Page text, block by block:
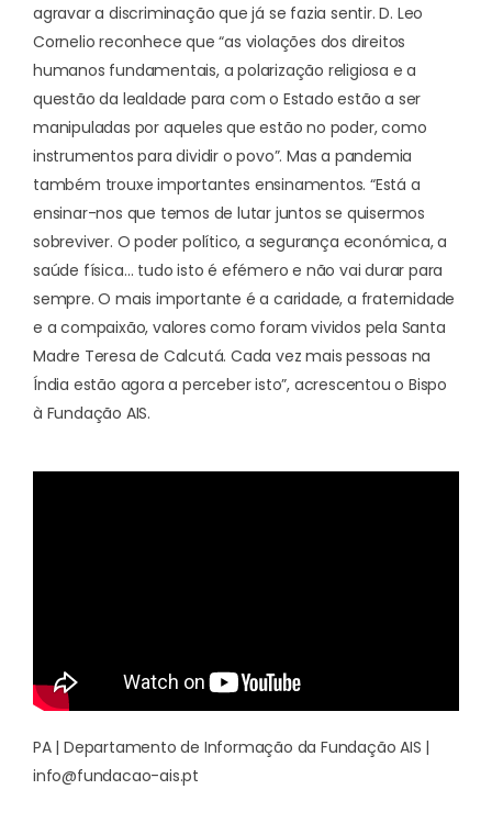
agravar a discriminação que já se fazia sentir. D. Leo
Cornelio reconhece que “as violações dos direitos
humanos fundamentais, a polarização religiosa e a
questão da lealdade para com o Estado estão a ser
manipuladas por aqueles que estão no poder, como
instrumentos para dividir o povo”. Mas a pandemia
também trouxe importantes ensinamentos. “Está a
ensinar-nos que temos de lutar juntos se quisermos
sobreviver. O poder político, a segurança económica, a
saúde física… tudo isto é efémero e não vai durar para
sempre. O mais importante é a caridade, a fraternidade
e a compaixão, valores como foram vividos pela Santa
Madre Teresa de Calcutá. Cada vez mais pessoas na
Índia estão agora a perceber isto”, acrescentou o Bispo
à Fundação AIS.
PA | Departamento de Informação da Fundação AIS |
info@fundacao-ais.pt